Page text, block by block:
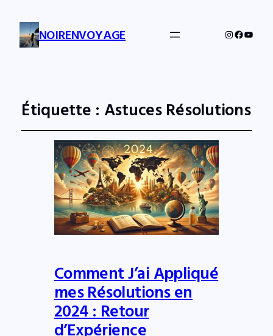
NOIRENVOYAGE Instagram
Étiquette : Astuces Résolutions
Comment J’ai Appliqué
mes Résolutions en
2024 : Retour
d’Expérience